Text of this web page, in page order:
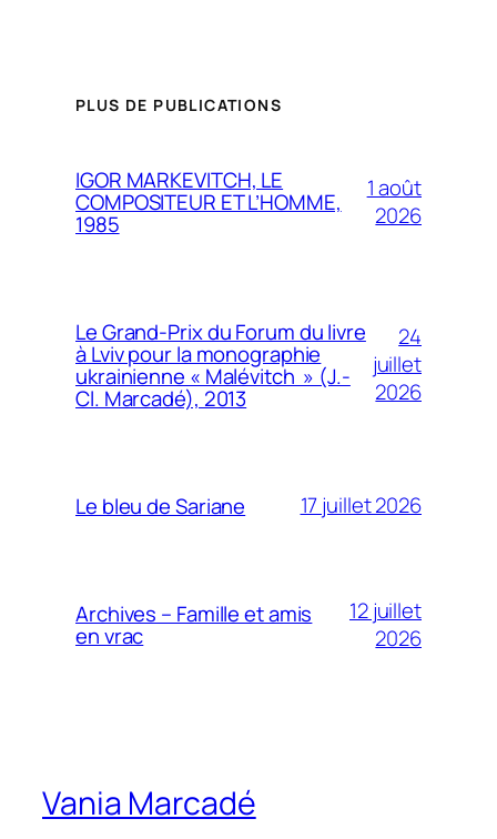
PLUS DE PUBLICATIONS
IGOR MARKEVITCH, LE
COMPOSITEUR ET L’HOMME,
1985
1 août
2026
Le Grand-Prix du Forum du livre
à Lviv pour la monographie
ukrainienne « Malévitch » (J.-
Cl. Marcadé), 2013
24
juillet
2026
Le bleu de Sariane 17 juillet 2026
Archives – Famille et amis
en vrac
12 juillet
2026
Vania Marcadé